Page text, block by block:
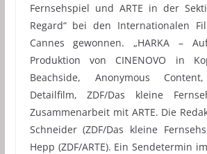
Fernsehspiel und ARTE in der
Regard“ bei den Internationalen
Cannes gewonnen. „HARKA –
Produktion von CINENOVO in
Beachside, Anonymous
Detailfilm, ZDF/Das kleine
Zusammenarbeit mit ARTE. Die
Schneider (ZDF/Das kleine
Hepp (ZDF/ARTE). Ein Sendetermin